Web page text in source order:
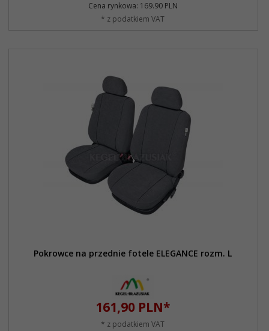
Cena rynkowa: 169.90 PLN
* z podatkiem VAT
Pokrowce na przednie fotele ELEGANCE rozm. L
161,90 PLN*
* z podatkiem VAT